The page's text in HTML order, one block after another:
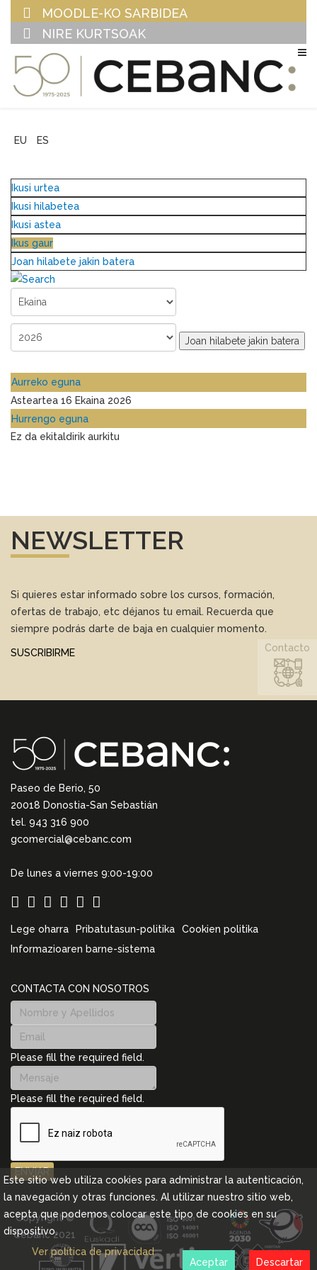
MOODLE-KO SARBIDEA
NIRE KURTSOAK
EU ES
Ikusi urtea
Ikusi hilabetea
Ikusi astea
Ikus gaur
Joan hilabete jakin batera
Joan hilabete jakin batera
Aurreko eguna
Asteartea 16 Ekaina 2026
Hurrengo eguna
Ez da ekitaldirik aurkitu
NEWSLETTER
Si quieres estar informado sobre los cursos, formación,
ofertas de trabajo, etc déjanos tu email. Recuerda que
siempre podrás darte de baja en cualquier momento.
SUSCRIBIRME
Paseo de Berio, 50
20018 Donostia-San Sebastián
tel. 943 316 900
gcomercial@cebanc.com
De lunes a viernes 9:00-19:00
Lege oharra Pribatutasun-politika
Cookien politika
Informazioaren barne-sistema
CONTACTA CON NOSOTROS
Please fill the required field.
Please fill the required field.
ENVIAR
Contacto
Copyright ©
Cebanc 2021
Este sitio web utiliza cookies para administrar la autenticación,
la navegación y otras funciones. Al utilizar nuestro sitio web,
acepta que podemos colocar este tipo de cookies en su
dispositivo.
Ver política de privacidad
Descartar
Aceptar